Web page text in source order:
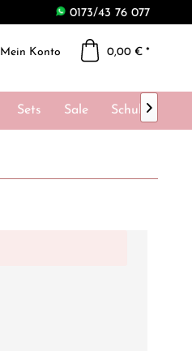
0173/43 76 077
Mein Konto 0,00 € *
Sets Sale Schulungen
